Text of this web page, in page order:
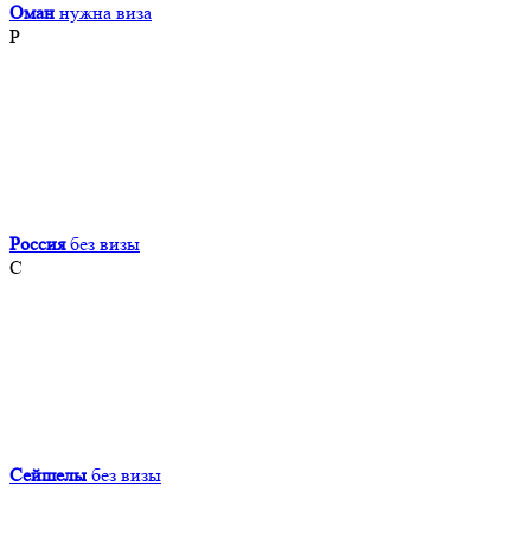
Оман нужна виза
Р
Россия без визы
С
Сейшелы без визы